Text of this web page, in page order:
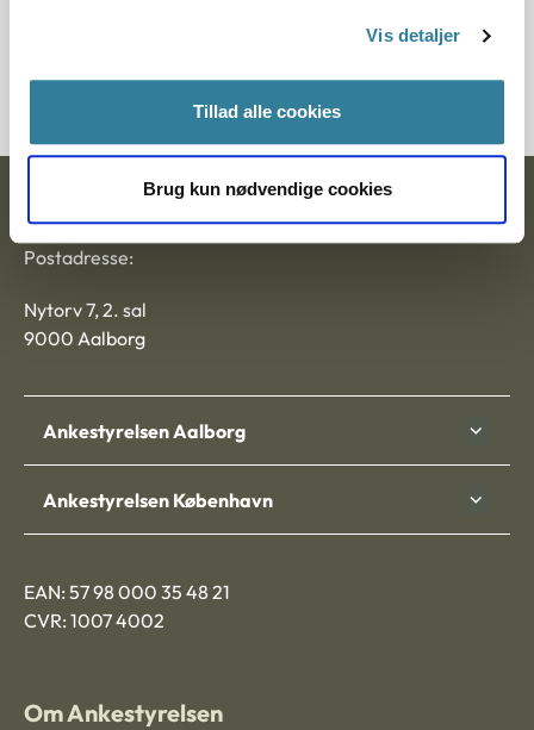
Vis detaljer
Tillad alle cookies
Brug kun nødvendige cookies
Postadresse:
Nytorv 7, 2. sal
9000 Aalborg
Ankestyrelsen Aalborg
Ankestyrelsen København
EAN: 57 98 000 35 48 21
CVR: 1007 4002
Om Ankestyrelsen